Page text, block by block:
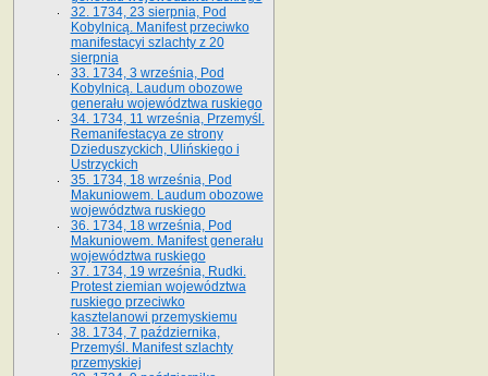
32. 1734, 23 sierpnia, Pod
Kobylnicą. Manifest przeciwko
manifestacyi szlachty z 20
sierpnia
33. 1734, 3 września, Pod
Kobylnicą. Laudum obozowe
generału województwa ruskiego
34. 1734, 11 września, Przemyśl.
Remanifestacya ze strony
Dzieduszyckich, Ulińskiego i
Ustrzyckich
35. 1734, 18 września, Pod
Makuniowem. Laudum obozowe
województwa ruskiego
36. 1734, 18 września, Pod
Makuniowem. Manifest generału
województwa ruskiego
37. 1734, 19 września, Rudki.
Protest ziemian województwa
ruskiego przeciwko
kasztelanowi przemyskiemu
38. 1734, 7 października,
Przemyśl. Manifest szlachty
przemyskiej